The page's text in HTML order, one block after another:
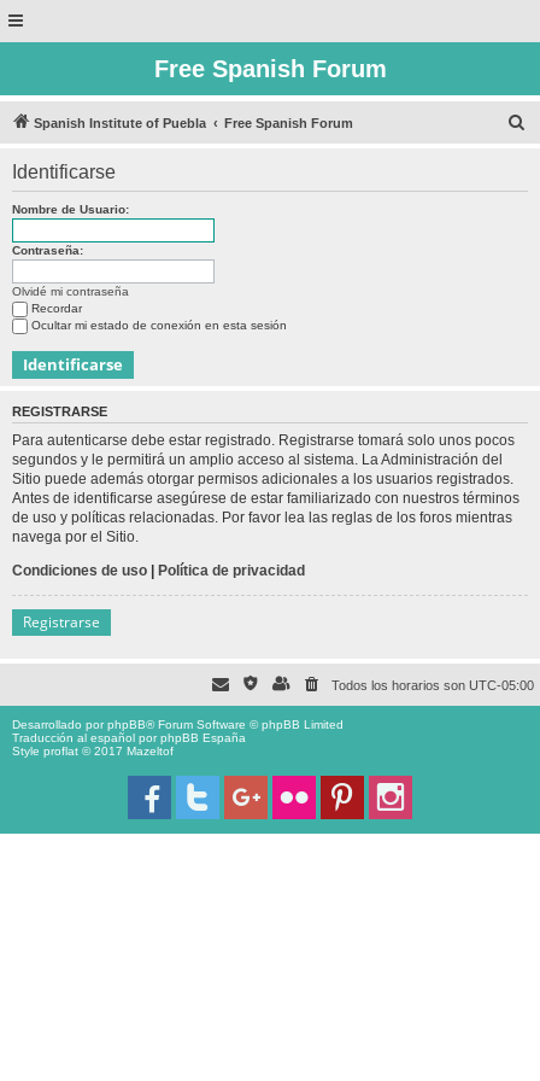
Free Spanish Forum
Spanish Institute of Puebla Free Spanish Forum
Identificarse
Nombre de Usuario:
Contraseña:
Olvidé mi contraseña
Recordar
Ocultar mi estado de conexión en esta sesión
REGISTRARSE
Para autenticarse debe estar registrado. Registrarse tomará solo unos pocos
segundos y le permitirá un amplio acceso al sistema. La Administración del
Sitio puede además otorgar permisos adicionales a los usuarios registrados.
Antes de identificarse asegúrese de estar familiarizado con nuestros términos
de uso y políticas relacionadas. Por favor lea las reglas de los foros mientras
navega por el Sitio.
Condiciones de uso | Política de privacidad
Registrarse
Todos los horarios son UTC-05:00
Desarrollado porphpBB® Forum Software © phpBB Limited
Traducción al español porphpBB España
Style proflat © 2017 Mazeltof